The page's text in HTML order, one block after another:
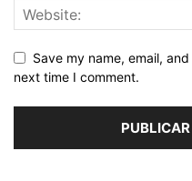
Save my name, email,
next time I comment.